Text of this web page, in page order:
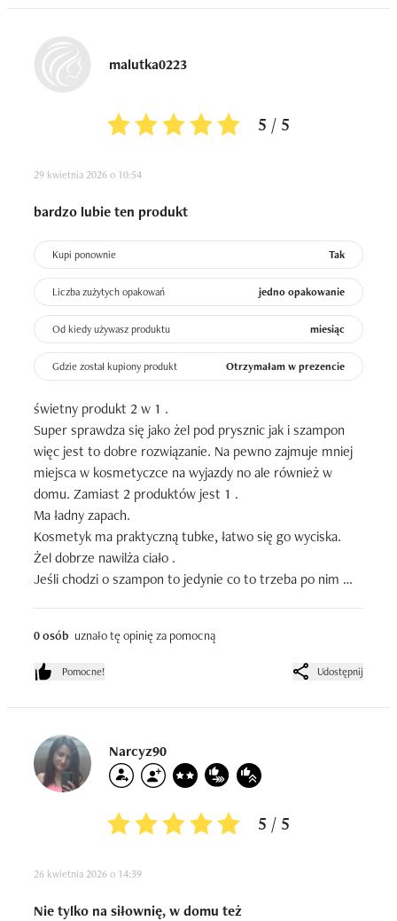
malutka0223
5 / 5
29 kwietnia 2026 o 10:54
bardzo lubie ten produkt
Kupi ponownie Tak
Liczba zużytych opakowań jedno opakowanie
Od kiedy używasz produktu miesiąc
Gdzie został kupiony produkt Otrzymałam w prezencie
świetny produkt 2 w 1 .
Super sprawdza się jako żel pod prysznic jak i szampon
więc jest to dobre rozwiązanie. Na pewno zajmuje mniej
miejsca w kosmetyczce na wyjazdy no ale również w
domu. Zamiast 2 produktów jest 1 .
Ma ładny zapach.
Kosmetyk ma praktyczną tubke, łatwo się go wyciska.
Żel dobrze nawilża ciało .
Jeśli chodzi o szampon to jedynie co to trzeba po nim
0 osób uznało tę opinię za pomocną
Pomocne! Udostępnij
Narcyz90
5 / 5
26 kwietnia 2026 o 14:39
Nie tylko na siłownię, w domu też